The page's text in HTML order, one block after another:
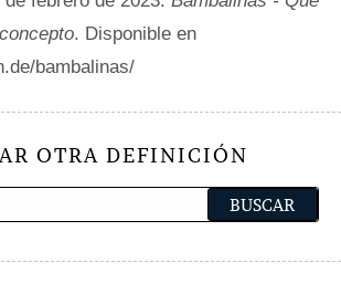
. Disponible en
bambalinas/
OTRA DEFINICIÓN